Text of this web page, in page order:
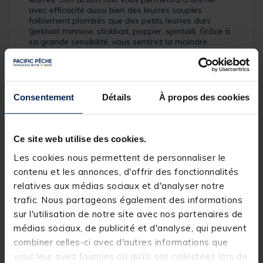
Consentement Détails À propos des cookies
Ce site web utilise des cookies.
Les cookies nous permettent de personnaliser le
contenu et les annonces, d'offrir des fonctionnalités
relatives aux médias sociaux et d'analyser notre
trafic. Nous partageons également des informations
sur l'utilisation de notre site avec nos partenaires de
médias sociaux, de publicité et d'analyse, qui peuvent
combiner celles-ci avec d'autres informations que
vous leur avez fournies ou qu'ils ont collectées lors de
avec efficacité aussi bien des leurres souples
faiblement plombés que des petits leurres durs
(jerkbait minnow, stickbait, popper, spintail). Grâce à
sa grande sensibilité, vous sentirez la moindre
touche.
Détails
MAJOR CRAFT a créé cette série de cannes CEANA
d’utiliser des cannes montées avec des anneaux Fuji
plombée / en texan / en carolina / au jerkbait / au
possèdent une finition sobre et élégante très
tendance, noire vernie sur le talon et en carbone
apparent matte sur le scion. Compte tenu des
composants utilisés, de la finesse et de la justesse
des actions, de la qualité de la finition, vous vous
dites qu’il y a une erreur sur le prix lorsque vous
prenez une CEANA en main.
Caractéristiques :